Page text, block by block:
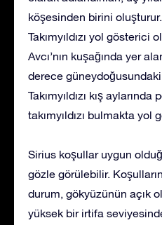
köşesinden birini oluşturur.
Takımyıldızı yol gösterici
Avcı’nın kuşağında yer
derece güneydoğusundaki
Takımyıldızı kış aylarında
takımyıldızı bulmakta yol
Sirius koşullar uygun
gözle görülebilir.
durum, gökyüzünün açık
yüksek bir irtifa